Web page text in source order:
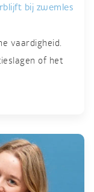
bij zwemles
vaardigheid.
of het